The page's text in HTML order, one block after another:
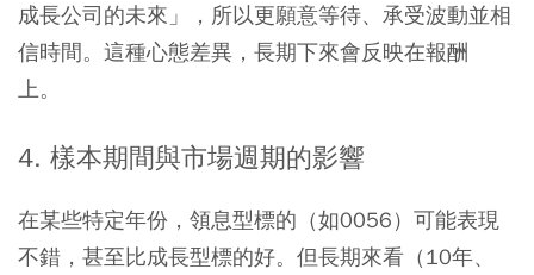
成長公司的未來」，所以更願意等待、承受波動並相
信時間。這種心態差異，長期下來會反映在報酬
上。
4. 樣本期間與市場週期的影響
在某些特定年份，領息型標的（如0056）可能表現
不錯，甚至比成長型標的好。但長期來看（10年、